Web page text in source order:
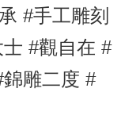
#手工雕刻
#觀自在 #
錦雕二度 #